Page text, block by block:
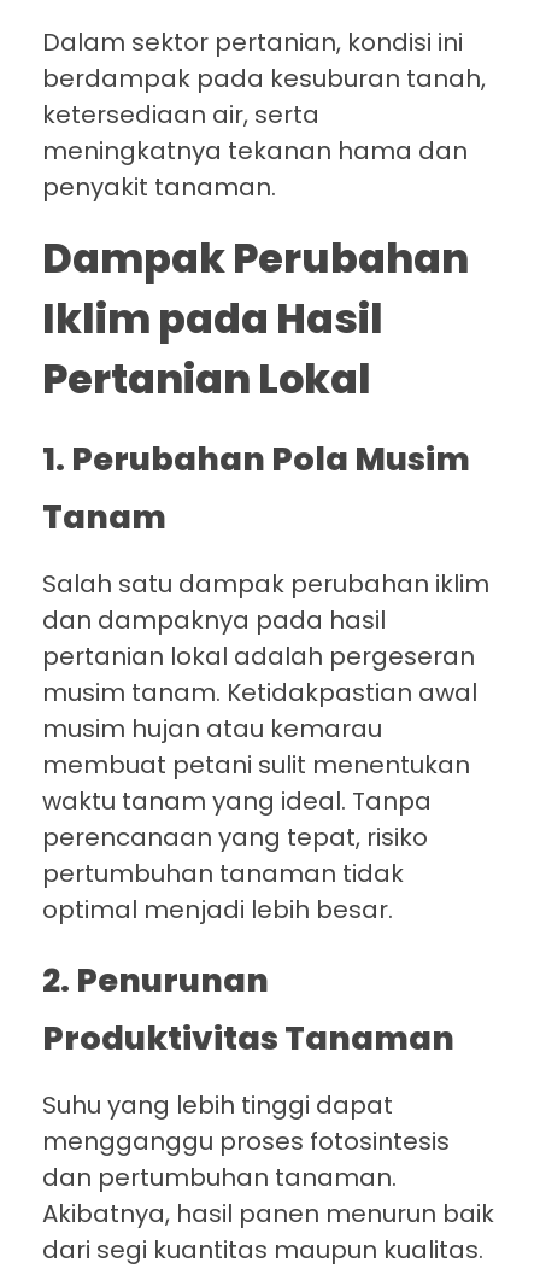
Dalam sektor pertanian, kondisi ini
berdampak pada kesuburan tanah,
ketersediaan air, serta
meningkatnya tekanan hama dan
penyakit tanaman.
Dampak Perubahan
Iklim pada Hasil
Pertanian Lokal
1. Perubahan Pola Musim
Tanam
Salah satu dampak perubahan iklim
dan dampaknya pada hasil
pertanian lokal adalah pergeseran
musim tanam. Ketidakpastian awal
musim hujan atau kemarau
membuat petani sulit menentukan
waktu tanam yang ideal. Tanpa
perencanaan yang tepat, risiko
pertumbuhan tanaman tidak
optimal menjadi lebih besar.
2. Penurunan
Produktivitas Tanaman
Suhu yang lebih tinggi dapat
mengganggu proses fotosintesis
dan pertumbuhan tanaman.
Akibatnya, hasil panen menurun baik
dari segi kuantitas maupun kualitas.